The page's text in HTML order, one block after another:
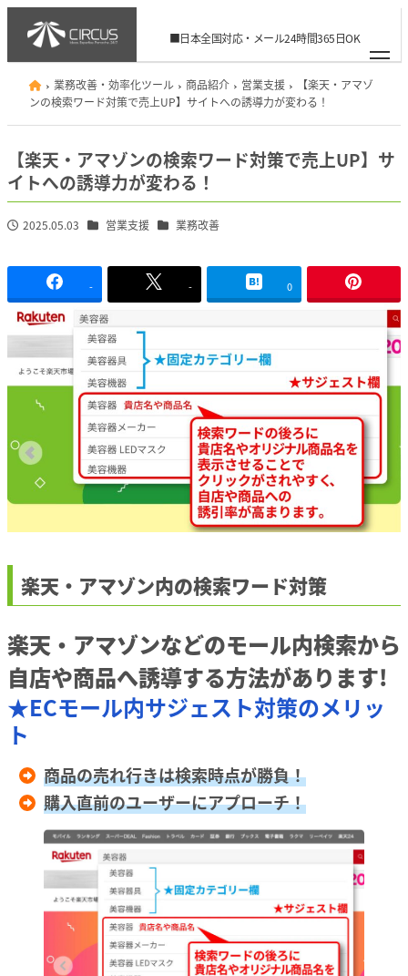
ン
テ
ン
ツ
へ
移
動
■日本全国対応・メール24時間365日OK
06-6926-8506 info@circus.ac
業務改善・効率化ツール 商品紹介 営業支援
【楽天・アマゾ
ンの検索ワード対策で売上UP】サイトへの誘導力が変わる！
【楽天・アマゾンの検索ワード対策で売上UP】サ
イトへの誘導力が変わる！
投稿日2025.05.03 カテゴリー
営業支援 カテゴリー
業務改善
- - 0
楽天・アマゾン内の検索ワード対策
楽天・アマゾンなどのモール内検索から
自店や商品へ誘導する方法があります!
★ECモール内サジェスト対策のメリッ
ト
商品の売れ行きは検索時点が勝負！
購入直前のユーザーにアプローチ！